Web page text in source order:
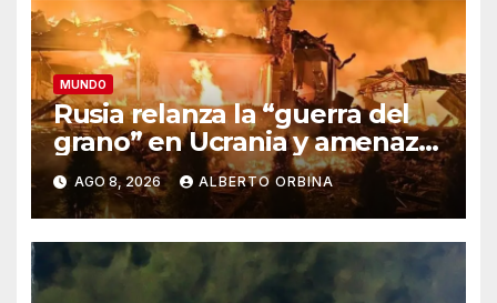
MUNDO
Rusia relanza la “guerra del
grano” en Ucrania y amenaza
el suministro global de
alimentos
AGO 8, 2026 ALBERTO ORBINA